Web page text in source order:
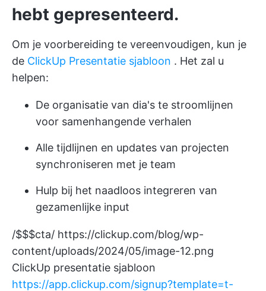
hebt gepresenteerd.
Om je voorbereiding te vereenvoudigen, kun je
de ClickUp Presentatie sjabloon . Het zal u
helpen:
De organisatie van dia's te stroomlijnen
voor samenhangende verhalen
Alle tijdlijnen en updates van projecten
synchroniseren met je team
Hulp bij het naadloos integreren van
gezamenlijke input
/$$$cta/ https://clickup.com/blog/wp-
content/uploads/2024/05/image-12.png
ClickUp presentatie sjabloon
https://app.clickup.com/signup?template=t-